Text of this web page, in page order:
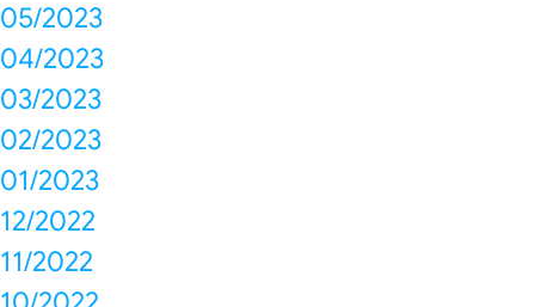
05/2023
04/2023
03/2023
02/2023
01/2023
12/2022
11/2022